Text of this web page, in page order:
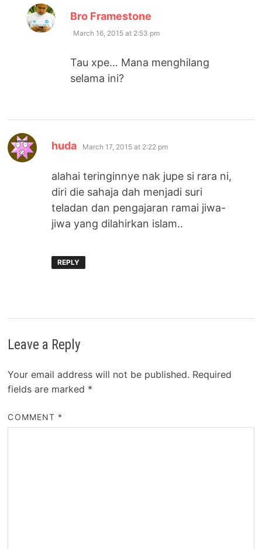
Bro Framestone
March 16, 2015 at 2:53 pm
Tau xpe… Mana menghilang
selama ini?
huda says:
March 17, 2015 at 2:22 pm
alahai teringinnye nak jupe si rara ni,
diri die sahaja dah menjadi suri
teladan dan pengajaran ramai jiwa-
jiwa yang dilahirkan islam..
REPLY
Leave a Reply
Your email address will not be published. Required
fields are marked *
COMMENT *